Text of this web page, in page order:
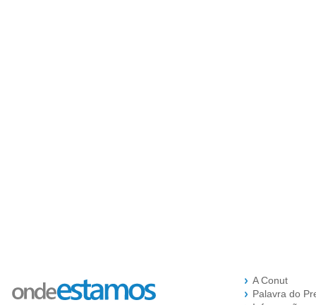
A Conut
Palavra do